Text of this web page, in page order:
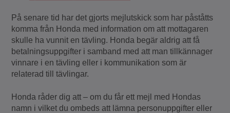
På senare tid har det gjorts mejlutskick som har påståtts
komma från Honda med information om att mottagaren
skulle ha vunnit en tävling. Honda begär aldrig att få
betalningsuppgifter i samband med att man tillkännager
vinnare i en tävling eller i kommunikation som är
relaterad till tävlingar.
Honda råder dig att – om du får ett mejl med Hondas
namn i vilket du ombeds att lämna personuppgifter eller